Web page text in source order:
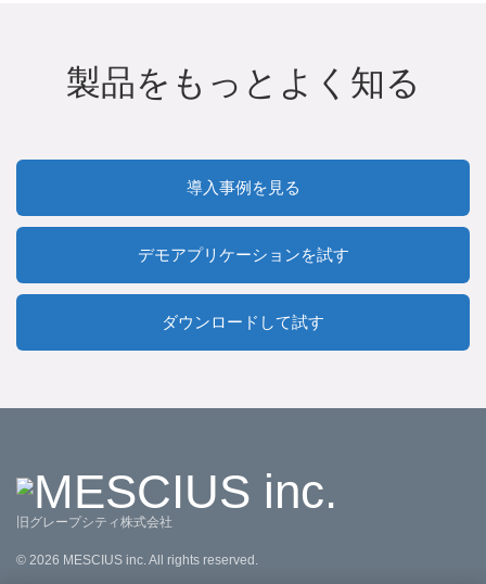
製品をもっとよく知る
導入事例を見る
デモアプリケーションを試す
ダウンロードして試す
旧グレープシティ株式会社
© 2026 MESCIUS inc. All rights reserved.